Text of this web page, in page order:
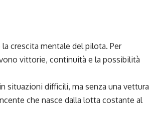
crescita mentale del pilota. Per
vittorie, continuità e la possibilità
situazioni difficili, ma senza una vettura
che nasce dalla lotta costante al